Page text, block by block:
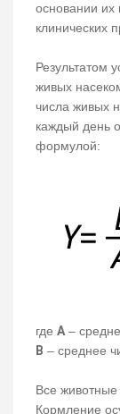
основании их
клинических
Результатом
живых
числа живых
каждый день
формулой:
где А–
В – среднее
Все животные
Кормление